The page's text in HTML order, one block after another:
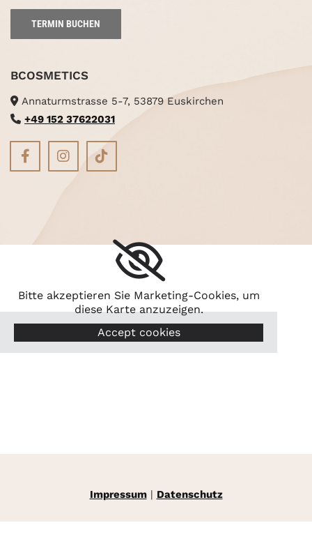
TERMIN BUCHEN
BCOSMETICS
Annaturmstrasse 5-7, 53879 Euskirchen
 +49 152 37622031
Bitte akzeptieren Sie Marketing-Cookies, um
diese Karte anzuzeigen.
Accept cookies
Impressum| Datenschutz